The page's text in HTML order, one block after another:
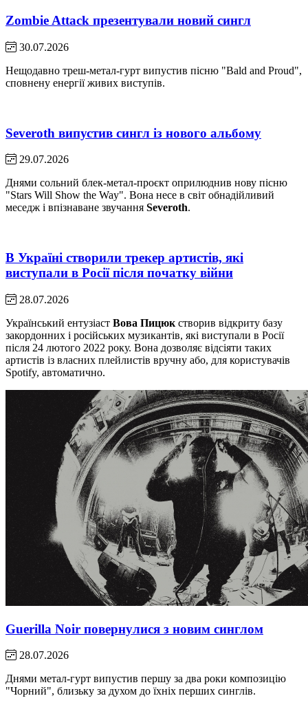
Zombie Attack презентували новий сингл
30.07.2026
Нещодавно треш-метал-гурт випустив пісню "Bald and Proud",
сповнену енергії живих виступів.
Severoth випустив сингл із нового альбому
29.07.2026
Днями сольний блек-метал-проєкт оприлюднив нову пісню
"Stars Will Show the Way". Вона несе в світ обнадійливий
меседж і впізнаване звучання Severoth.
В Україні створили трекер артистів, які
виступали в Росії після початку війни
28.07.2026
Український ентузіаст Вова Пицюк створив відкриту базу
закордонних і російських музикантів, які виступали в Росії
після 24 лютого 2022 року. Вона дозволяє відсіяти таких
артистів із власних плейлистів вручну або, для користувачів
Spotify, автоматично.
Guerilla Noir повернулися з новим синглом
28.07.2026
Днями метал-гурт випустив першу за два роки композицію
"Чорний", близьку за духом до їхніх перших синглів.